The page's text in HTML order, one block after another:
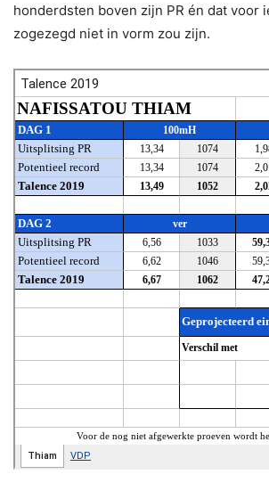
honderdsten boven zijn PR én dat voor
zogezegd niet in vorm zou zijn.